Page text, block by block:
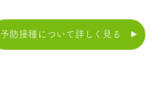
予防接種について詳しく見る